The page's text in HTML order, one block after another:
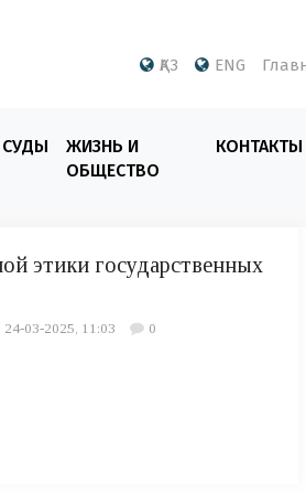
ҚАЗ ENG
СУДЫ
ЖИЗНЬ И
ОБЩЕСТВО
КОНТАКТЫ
этики государственных
24-03-2025, 11:03 0